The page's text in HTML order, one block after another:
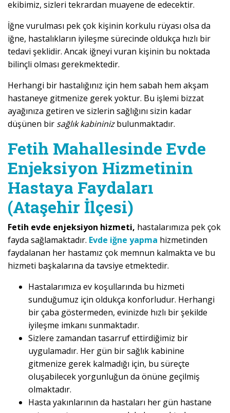
ekibimiz, sizleri tekrardan muayene de edecektir.
İğne vurulması pek çok kişinin korkulu rüyası olsa da
iğne, hastalıkların iyileşme sürecinde oldukça hızlı bir
tedavi şeklidir. Ancak iğneyi vuran kişinin bu noktada
bilinçli olması gerekmektedir.
Herhangi bir hastalığınız için hem sabah hem akşam
hastaneye gitmenize gerek yoktur. Bu işlemi bizzat
ayağınıza getiren ve sizlerin sağlığını sizin kadar
düşünen bir sağlık kabininizbulunmaktadır.
Fetih Mahallesinde Evde
Enjeksiyon Hizmetinin
Hastaya Faydaları
(Ataşehir İlçesi)
Fetih evde enjeksiyon hizmeti, hastalarımıza pek çok
fayda sağlamaktadır. Evde iğne yapma hizmetinden
faydalanan her hastamız çok memnun kalmakta ve bu
hizmeti başkalarına da tavsiye etmektedir.
Hastalarımıza ev koşullarında bu hizmeti
sunduğumuz için oldukça konforludur. Herhangi
bir çaba göstermeden, evinizde hızlı bir şekilde
iyileşme imkanı sunmaktadır.
Sizlere zamandan tasarruf ettirdiğimiz bir
uygulamadır. Her gün bir sağlık kabinine
gitmenize gerek kalmadığı için, bu süreçte
oluşabilecek yorgunluğun da önüne geçilmiş
olmaktadır.
Hasta yakınlarının da hastaları her gün hastane